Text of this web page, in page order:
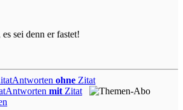
sei denn er fastet!
Antworten ohne Zitat
Antworten mit Zitat